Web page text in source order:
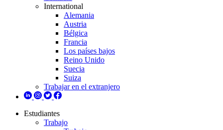
International
Alemania
Austria
Bélgica
Francia
Los países bajos
Reino Unido
Suecia
Suiza
Trabajar en el extranjero
Estudiantes
Trabajo